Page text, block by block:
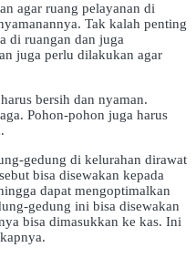
agar ruang pelayanan di
Tak kalah penting
di ruangan dan juga
juga perlu dilakukan agar
bersih dan nyaman.
Pohon-pohon juga harus
gedung di kelurahan dirawat
bisa disewakan kepada
dapat mengoptimalkan
gedung ini bisa disewakan
bisa dimasukkan ke kas. Ini